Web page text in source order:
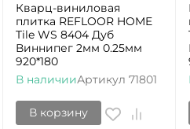
Кварц-виниловая
плитка REFLOOR HOME
Tile WS 8404 Дуб
Виннипег 2мм 0.25мм
920*180
В наличииАртикул 71801
В корзину